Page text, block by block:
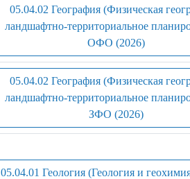
05.04.02 География (Физическая
ландшафтно-территориальное
ОФО (2026)
05.04.02 География (Физическая
ландшафтно-территориальное
ЗФО (2026)
05.04.01 Геология (Геология и